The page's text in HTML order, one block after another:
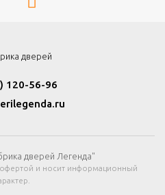
120-56-96
дверей Легенда"
и носит информационный